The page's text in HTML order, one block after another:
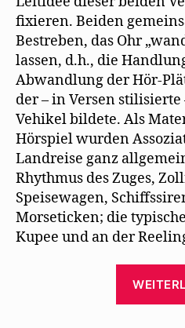
fixieren. Beiden
Bestreben, das Ohr
lassen, d.h., die
Abwandlung der Hör-
der – in Versen stilisierte
Vehikel bildete. Als
Hörspiel wurden
Landreise ganz
Rhythmus des Zuges,
Speisewagen,
Morseticken; die
Kupee und an der